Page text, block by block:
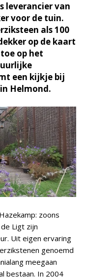
leverancier van
voor de tuin.
als 100
op de kaart
op het
een kijkje bij
Helmond.
zoons
Ligt zijn
Uit eigen ervaring
genoemd
meegaan
bestaan. In 2004